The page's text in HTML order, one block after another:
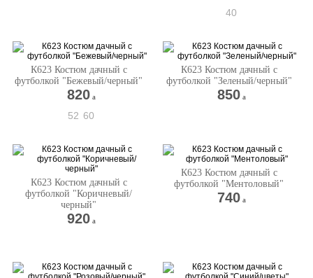
40
К623 Костюм дачный с
футболкой "Бежевый/черный"
820 a
52 60
К623 Костюм дачный с
футболкой "Зеленый/черный"
850 a
К623 Костюм дачный с
футболкой "Коричневый/
черный"
920 a
К623 Костюм дачный с
футболкой "Ментоловый"
740 a